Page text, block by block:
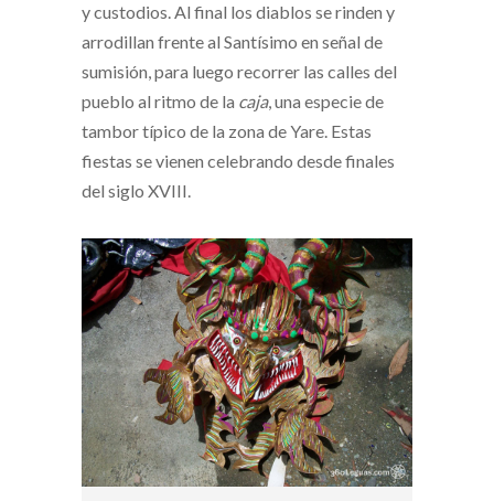
y custodios. Al final los diablos se rinden y
arrodillan frente al Santísimo en señal de
sumisión, para luego recorrer las calles del
pueblo al ritmo de la caja, una especie de
tambor típico de la zona de Yare. Estas
fiestas se vienen celebrando desde finales
del siglo XVIII.